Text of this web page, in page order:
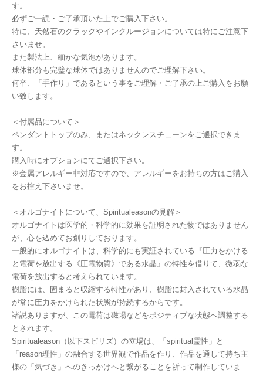
す。
必ずご一読・ご了承頂いた上でご購入下さい。
特に、天然石のクラックやインクルージョンについては特にご注意下
さいませ。
また製法上、細かな気泡があります。
球体部分も完璧な球体ではありませんのでご理解下さい。
何卒、「手作り」であるという事をご理解・ご了承の上ご購入をお願
い致します。
＜付属品について＞
ペンダントトップのみ、またはネックレスチェーンをご選択できま
す。
購入時にオプションにてご選択下さい。
※金属アレルギー非対応ですので、アレルギーをお持ちの方はご購入
をお控え下さいませ。
＜オルゴナイトについて、Spiritualeasonの見解＞
オルゴナイトは医学的・科学的に効果を証明された物ではありません
が、心を込めてお創りしております。
一般的にオルゴナイトは、科学的にも実証されている『圧力をかける
と電荷を放出する《圧電物質》である水晶』の特性を借りて、微弱な
電荷を放出すると考えられています。
樹脂には、固まると収縮する特性があり、樹脂に封入されている水晶
が常に圧力をかけられた状態が持続するからです。
諸説ありますが、この電荷は磁場などをポジティブな状態へ調整する
とされます。
Spiritualeason（以下スピリズ）の立場は、「spiritual霊性」と
「reason理性」の融合する世界観で作品を作り、作品を通して持ち主
様の「気づき」へのきっかけへと繋がることを祈って制作していま